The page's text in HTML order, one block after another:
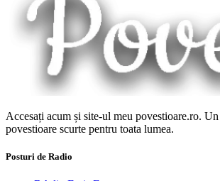
Accesați acum și site-ul meu povestioare.ro.
povestioare scurte pentru toata lumea.
Posturi de Radio